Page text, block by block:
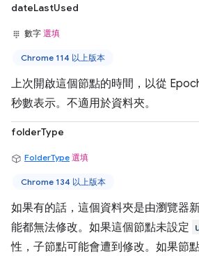
dateLastUsed
數字 選填
Chrome 114 以上版本
上次開啟這個節點的時間，以從
秒數表示。不適用於資料夾。
folderType
FolderType 選填
Chrome 134 以上版本
如果有的話，這個資料夾是由瀏覽器
能都無法修改。如果這個節點未設定
性，子節點可能會遭到修改。如果節